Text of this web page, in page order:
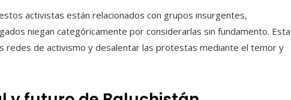
activistas están relacionados con grupos insurgentes,
niegan categóricamente por considerarlas sin fundamento. Esta
redes de activismo y desalentar las protestas mediante el temor y